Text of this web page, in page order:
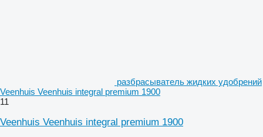
разбрасыватель жидких удобрений
Veenhuis Veenhuis integral premium 1900
11
Veenhuis Veenhuis integral premium 1900